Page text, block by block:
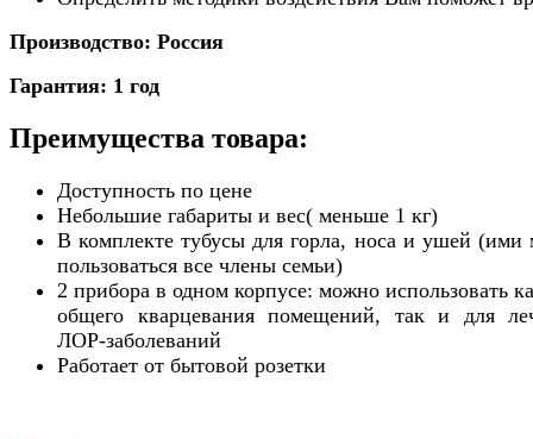
Производство: Россия
Гарантия: 1 год
Преимущества товара:
Доступность по цене
Небольшие габариты и вес( меньше 1 кг)
В комплекте тубусы для горла, носа и ушей (ими
пользоваться все члены семьи)
2 прибора в одном корпусе: можно использовать
общего кварцевания помещений, так и для
ЛОР-заболеваний
Работает от бытовой розетки